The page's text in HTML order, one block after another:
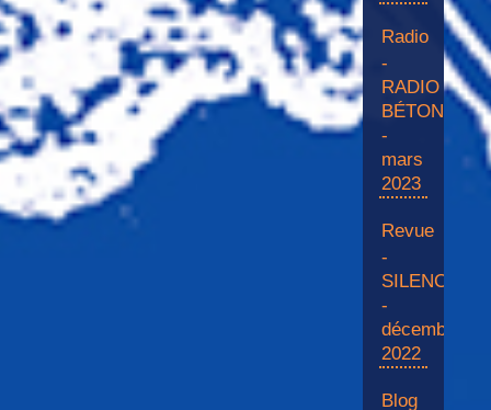
Radio
-
RADIO
BÉTON
-
mars
2023
Revue
-
SILENCE
-
décembre
2022
Blog